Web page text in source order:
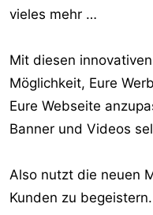
vieles mehr …
Mit diesen
Möglichkeit, Eure
Eure Webseite
Banner und Videos
Also nutzt die neuen
Kunden zu begeistern.